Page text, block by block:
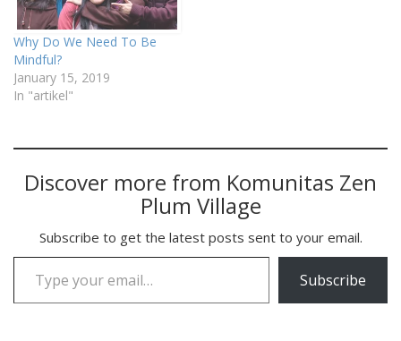
Why Do We Need To Be
Mindful?
January 15, 2019
In "artikel"
Discover more from Komunitas Zen
Plum Village
Subscribe to get the latest posts sent to your email.
Type your email…
Subscribe